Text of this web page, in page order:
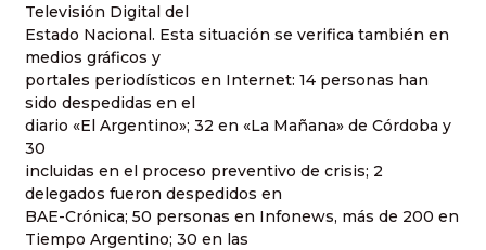
Televisión Digital del
Estado Nacional. Esta situación se verifica también en
medios gráficos y
portales periodísticos en Internet: 14 personas han
sido despedidas en el
diario «El Argentino»; 32 en «La Mañana» de Córdoba y
30
incluidas en el proceso preventivo de crisis; 2
delegados fueron despedidos en
BAE-Crónica; 50 personas en Infonews, más de 200 en
Tiempo Argentino; 30 en las